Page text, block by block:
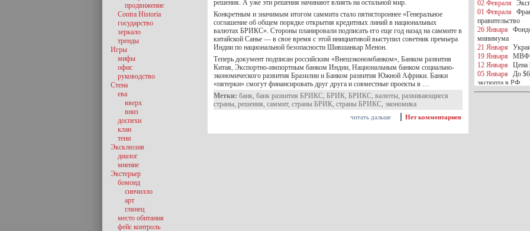
решения. А уже эти решения начинают влиять на остальной мир.
Конкретным и значимым итогом саммита стало пятистороннее «Генеральное
соглашение об общем порядке открытия кредитных линий в национальных
валютах БРИКС». Стороны планировали подписать его еще год назад на саммите в
китайской Санье — в свое время с этой инициативой выступил советник премьера
Индии по национальной безопасности Шившанкар Менон.
Теперь документ подписан российским «Внешэкономбанком», Банком развития
Китая, Экспортно-импортным банком Индии, Национальным банком социально-
экономического развития Бразилии и Банком развития Южной Африки. Банки
«пятерки» смогут финансировать друг друга и совместные проекты в …
Метки: банк, банк развития БРИКС, БРИК, БРИКС, валюты, развивающиеся
страны, решения, саммит, страны БРИК, страны БРИКС, экономика
Нет комментариев
читать дальше
продвижение
Contra Historia
государство
зеркало
тренды
Игры
мифы
офис
руководство
Стена
ева
вверх
вниз
доспехи
клан
тени
Эксклюзив
диалог
мнение
Экстерьер
бомонд
синчилло
арт
глянец
место обитания
фейс контроль
02 Февраля
01 Февраля
правительство
26 Января
минимума
21 Января
19 Января
МВФ
12 Января
Цена
05 Января
До
экспорта в РФ
05 Января
Киев